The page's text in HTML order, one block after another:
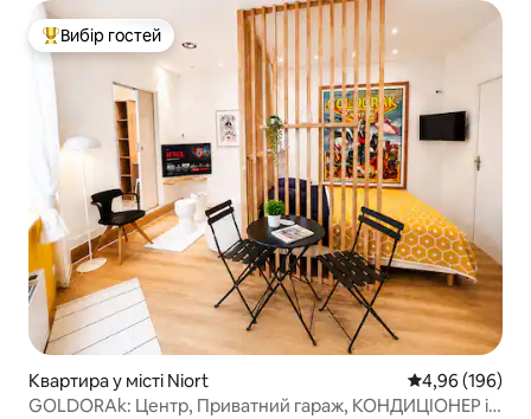
Топ вибір гостей
Вибір гостей
Квартира у місті Niort Середня
4,96 (196)
GOLDORAk: Центр, Приватний гараж, КОНДИЦІОНЕР і